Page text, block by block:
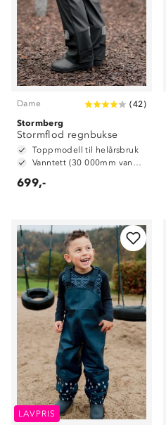
Dame (42)
Stormberg
Stormflod regnbukse
Toppmodell til helårsbruk
Vanntett (30 000mm vannsøyle)
699,-
LAVPRIS